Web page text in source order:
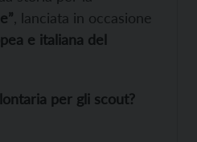
, lanciata in occasione
e italiana del
per gli scout?